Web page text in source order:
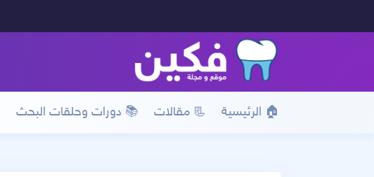
🏠 الرئيسية 📃 مقالات 📚 دورات وحلقات البحث